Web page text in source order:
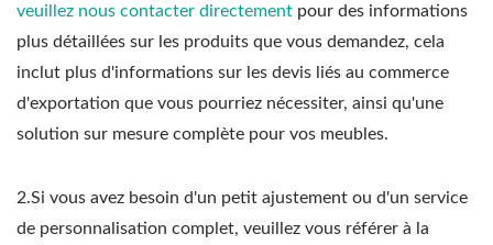
veuillez nous contacter directement pour des informations
plus détaillées sur les produits que vous demandez, cela
inclut plus d'informations sur les devis liés au commerce
d'exportation que vous pourriez nécessiter, ainsi qu'une
solution sur mesure complète pour vos meubles.
2.Si vous avez besoin d'un petit ajustement ou d'un service
de personnalisation complet, veuillez vous référer à la